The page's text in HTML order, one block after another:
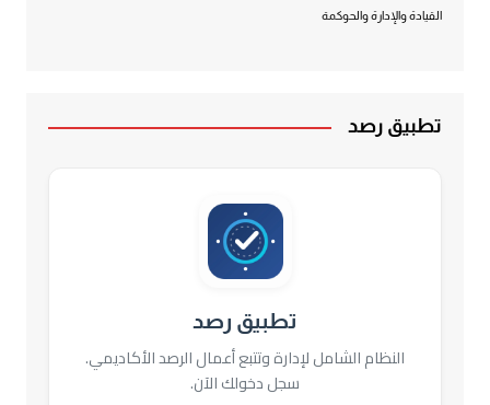
القيادة والإدارة والحوكمة
تطبيق رصد
تطبيق رصد
النظام الشامل لإدارة وتتبع أعمال الرصد الأكاديمي.
سجل دخولك الآن.